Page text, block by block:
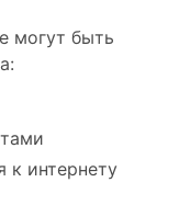
могут быть
к интернету